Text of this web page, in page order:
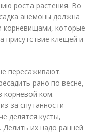
роста растения. Во
анемоны должна
корневищами, которые
присутствие клещей и
пересаживают.
рано по весне,
корневой ком.
за спутанности
делятся кусты,
их надо ранней